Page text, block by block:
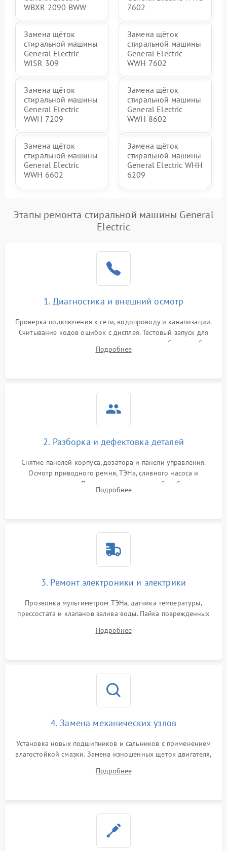
WBXR 2090 BWW
7602
Замена щёток
стиральной машины
General Electric
WISR 309
Замена щёток
стиральной машины
General Electric
WWH 7602
Замена щёток
стиральной машины
General Electric
WWH 7209
Замена щёток
стиральной машины
General Electric
WWH 8602
Замена щёток
стиральной машины
General Electric
WWH 6602
Замена щёток
стиральной машины
General Electric WHH
6209
Этапы ремонта стиральной машины General
Electric
1. Диагностика и внешний осмотр
Проверка подключения к сети, водопроводу и канализации.
Считывание кодов ошибок с дисплея. Тестовый запуск для
выявления посторонних шумов, протечек или сбоев в работе
электронного модуля управления.
Подробнее
2. Разборка и дефектовка деталей
Снятие панелей корпуса, дозатора и панели управления.
Осмотр приводного ремня, ТЭНа, сливного насоса и
амортизаторов. Проверка подшипников барабана и
крестовины на износ, а манжеты люка на разрывы.
Подробнее
3. Ремонт электроники и электрики
Прозвонка мультиметром ТЭНа, датчика температуры,
прессостата и клапанов залива воды. Пайка поврежденных
Восстановление целостности проводки и контактов.
Подробнее
4. Замена механических узлов
Установка новых подшипников и сальников с применением
влагостойкой смазки. Замена изношенных щеток двигателя,
или поврежденной резиновой манжеты.
Подробнее